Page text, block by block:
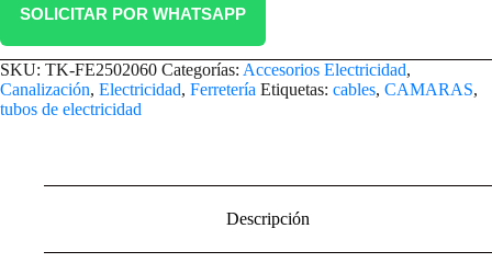
SOLICITAR POR WHATSAPP
SKU: TK-FE2502060 Categorías: Accesorios Electricidad,
Canalización, Electricidad, Ferretería Etiquetas: cables, CAMARAS,
tubos de electricidad
Descripción